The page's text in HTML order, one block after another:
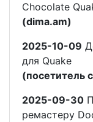
Chocolate
(dima.am)
2025-10-09
для Quake
(посетитель
2025-09-30
ремастеру